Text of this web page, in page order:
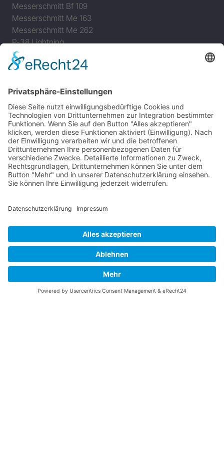
Messerschmitt Bf 109
Messerschmitt Me 163
Messerschmitt Me 262
P-38 Lightning
P-47 Thunderbolt
P-51 Mustang
INFO
Über diese B-17 Webseite
Kontakt
Impressum
Datenschutzerklärung
B-17 Fan Store
Links
UNTERSTÜTZEN
Gefällt Ihnen diese Website über die B-17 Flying
Fortress? Ich könnte Ihnen helfen, die Informationen
zu finden, die Sie suchen? Ich würde mich sehr
freuen, wenn Sie meine Arbeit jetzt mitPayPal
Meunterstützen!